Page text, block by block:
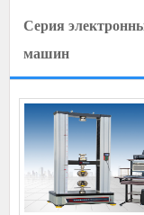
Серия
машин